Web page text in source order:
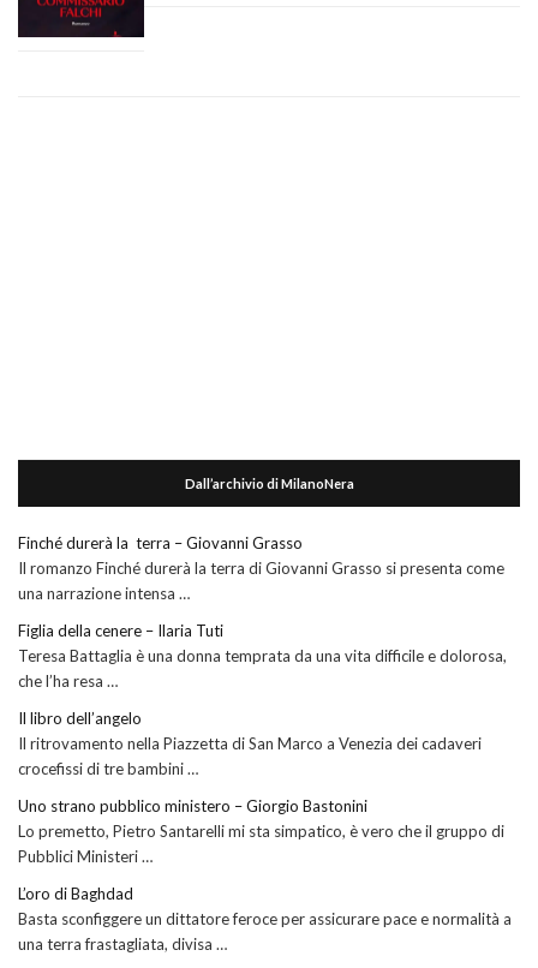
Dall’archivio di MilanoNera
Finché durerà la terra – Giovanni Grasso
Il romanzo Finché durerà la terra di Giovanni Grasso si presenta come
una narrazione intensa …
Figlia della cenere – Ilaria Tuti
Teresa Battaglia è una donna temprata da una vita difficile e dolorosa,
che l’ha resa …
Il libro dell’angelo
Il ritrovamento nella Piazzetta di San Marco a Venezia dei cadaveri
crocefissi di tre bambini …
Uno strano pubblico ministero – Giorgio Bastonini
Lo premetto, Pietro Santarelli mi sta simpatico, è vero che il gruppo di
Pubblici Ministeri …
L’oro di Baghdad
Basta sconfiggere un dittatore feroce per assicurare pace e normalità a
una terra frastagliata, divisa …